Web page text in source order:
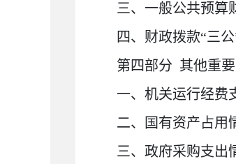
三、一般公共预算
四、财政拨款“三公
第四部分 其他重
一、机关运行经费
二、国有资产占用
三、政府采购支出